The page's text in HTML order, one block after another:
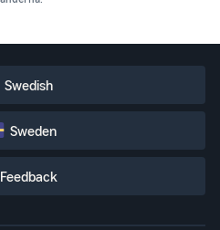
Swedish
Sweden
Feedback